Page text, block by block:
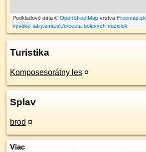
500 m
Podkladové dáta ©OpenStreetMapvrstva Freemap.sk
vysoke-tatry.oma.sk/u/cesta-bolavych-noziciek
Turistika
Komposesorátny les ¤
Splav
brod ¤
Viac